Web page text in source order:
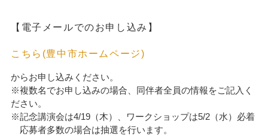
【電子メールでのお申し込み】
こちら(豊中市ホームページ)
からお申し込みください。
※複数名でお申し込みの場合、同伴者全員の情報をご記入く
ださい。
※記念講演会は4/19（木）、ワークショップは5/2（水）必着
応募者多数の場合は抽選を行います。